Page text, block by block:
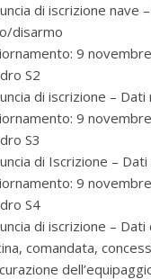
di iscrizione nave
disarmo
9
S2
di iscrizione –
9
S3
di Iscrizione –
9
S4
di iscrizione –
comandata,